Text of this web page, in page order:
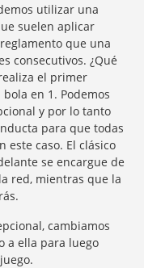
utilizar una
suelen aplicar
que una
consecutivos. ¿Qué
el primer
en 1. Podemos
y por lo tanto
para que todas
este caso. El clásico
se encargue de
red, mientras que la
cambiamos
a ella para luego